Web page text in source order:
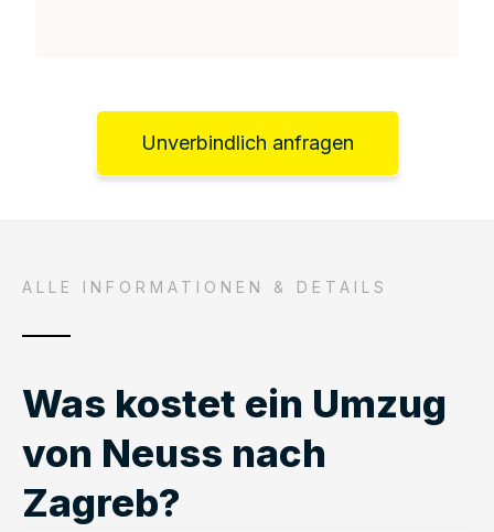
Unverbindlich anfragen
ALLE INFORMATIONEN & DETAILS
Was kostet ein Umzug
von Neuss nach
Zagreb?